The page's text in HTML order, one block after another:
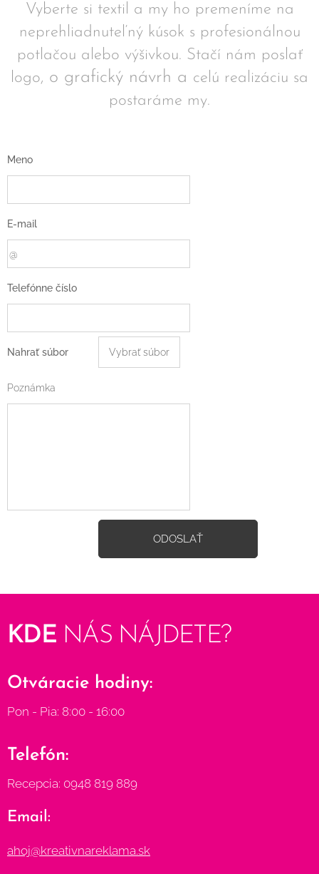
Vyberte si textil a my ho premeníme na
neprehliadnuteľný kúsok s profesionálnou
potlačou alebo výšivkou. Stačí nám poslať
logo, o grafický návrh a celú realizáciu sa
postaráme my.
Meno
E-mail
Telefónne číslo
Nahrať súbor Vybrať súbor
Poznámka
ODOSLAŤ
KDE NÁS NÁJDETE?
Otváracie hodiny:
Pon - Pia: 8:00 - 16:00
Telefón:
Recepcia: 0948 819 889
Email:
ahoj@kreativnareklama.sk